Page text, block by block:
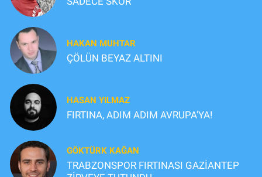
HAKAN MUHTAR
ÇÖLÜN BEYAZ ALTINI
HASAN YILMAZ
FIRTINA, ADIM ADIM AVRUPA'YA!
GÖKTÜRK KAĞAN
TRABZONSPOR FIRTINASI GAZİANTEP